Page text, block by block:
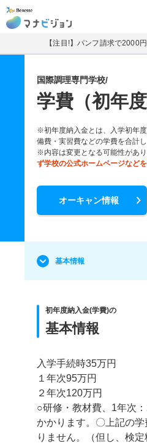
マナビジョン
【注目!】パンフ請求で2000
国際調理専門学校/
学費（初年度
※初年度納入金とは、入学初年
備費・実習費などの学費を合計し
※内容は変更となる可能性があり
ず学校の公式ホームページなどを
オーキャン情報
基本情報
初年度納入金(学費)の
基本情報
入学手続時35万円
１年次95万円
２年次120万円
○研修・教材費、1年次
かかります。〇上記の
りません。（但し、検